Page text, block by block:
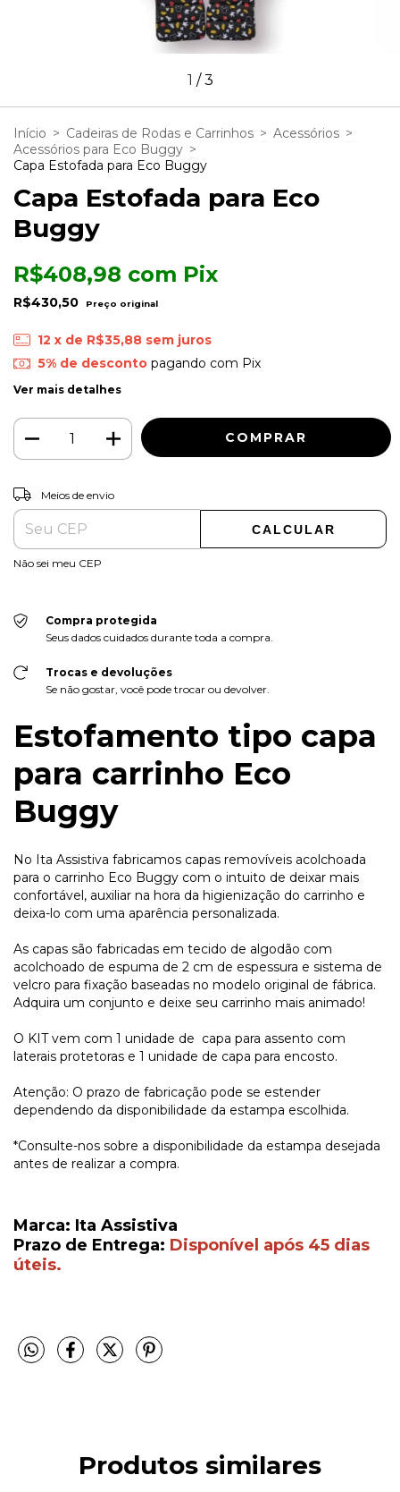
1 /3
Início > Cadeiras de Rodas e Carrinhos > Acessórios >
Acessórios para Eco Buggy >
Capa Estofada para Eco Buggy
Capa Estofada para Eco
Buggy
R$430,50
R$408,98 com Pix
12 x de R$35,88 sem juros
5% de descontopagando com Pix
Ver mais detalhes
Entregas para o CEP:
Meios de envio
CALCULAR
Não sei meu CEP
Compra protegida
Seus dados cuidados durante toda a compra.
Trocas e devoluções
Se não gostar, você pode trocar ou devolver.
Estofamento tipo capa
para carrinho Eco
Buggy
No Ita Assistiva fabricamos capas removíveis acolchoada
para o carrinho Eco Buggy com o intuito de deixar mais
confortável, auxiliar na hora da higienização do carrinho e
deixa-lo com uma aparência personalizada.
As capas são fabricadas em tecido de algodão com
acolchoado de espuma de 2 cm de espessura e sistema de
velcro para fixação baseadas no modelo original de fábrica.
Adquira um conjunto e deixe seu carrinho mais animado!
O KIT vem com 1 unidade de capa para assento com
laterais protetoras e 1 unidade de capa para encosto.
Atenção: O prazo de fabricação pode se estender
dependendo da disponibilidade da estampa escolhida.
*Consulte-nos sobre a disponibilidade da estampa desejada
antes de realizar a compra.
Marca: Ita Assistiva
Prazo de Entrega: Disponível após 45 dias
úteis.
Produtos similares